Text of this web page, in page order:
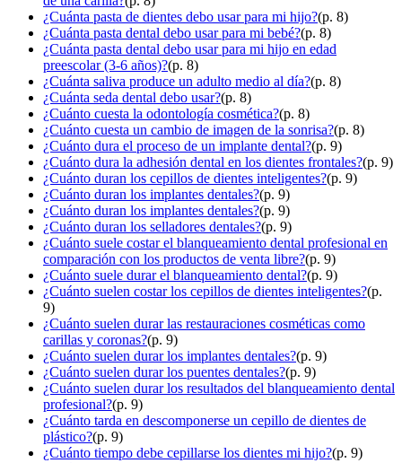
¿Cuánta pasta de dientes debo usar para mi hijo?(p. 8)
¿Cuánta pasta dental debo usar para mi bebé?(p. 8)
¿Cuánta pasta dental debo usar para mi hijo en edad
preescolar (3-6 años)?(p. 8)
¿Cuánta saliva produce un adulto medio al día?(p. 8)
¿Cuánta seda dental debo usar?(p. 8)
¿Cuánto cuesta la odontología cosmética?(p. 8)
¿Cuánto cuesta un cambio de imagen de la sonrisa?(p. 8)
¿Cuánto dura el proceso de un implante dental?(p. 9)
¿Cuánto dura la adhesión dental en los dientes frontales?(p. 9)
¿Cuánto duran los cepillos de dientes inteligentes?(p. 9)
¿Cuánto duran los implantes dentales?(p. 9)
¿Cuánto duran los implantes dentales?(p. 9)
¿Cuánto duran los selladores dentales?(p. 9)
¿Cuánto suele costar el blanqueamiento dental profesional en
comparación con los productos de venta libre?(p. 9)
¿Cuánto suele durar el blanqueamiento dental?(p. 9)
¿Cuánto suelen costar los cepillos de dientes inteligentes?(p.
9)
¿Cuánto suelen durar las restauraciones cosméticas como
carillas y coronas?(p. 9)
¿Cuánto suelen durar los implantes dentales?(p. 9)
¿Cuánto suelen durar los puentes dentales?(p. 9)
¿Cuánto suelen durar los resultados del blanqueamiento dental
profesional?(p. 9)
¿Cuánto tarda en descomponerse un cepillo de dientes de
plástico?(p. 9)
¿Cuánto tiempo debe cepillarse los dientes mi hijo?(p. 9)